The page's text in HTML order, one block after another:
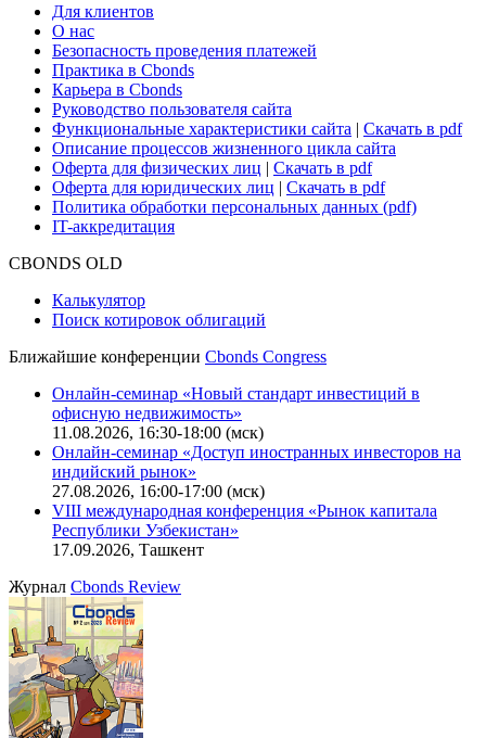
Для клиентов
О нас
Безопасность проведения платежей
Практика в Cbonds
Карьера в Cbonds
Руководство пользователя сайта
Функциональные характеристики сайта | Скачать в pdf
Описание процессов жизненного цикла сайта
Оферта для физических лиц | Скачать в pdf
Оферта для юридических лиц | Скачать в pdf
Политика обработки персональных данных (pdf)
IT-аккредитация
CBONDS OLD
Калькулятор
Поиск котировок облигаций
Ближайшие конференции Cbonds Congress
Онлайн-семинар «Новый стандарт инвестиций в
офисную недвижимость»
11.08.2026, 16:30-18:00 (мск)
Онлайн-семинар «Доступ иностранных инвесторов на
индийский рынок»
27.08.2026, 16:00-17:00 (мск)
VIII международная конференция «Рынок капитала
Республики Узбекистан»
17.09.2026, Ташкент
Журнал Cbonds Review